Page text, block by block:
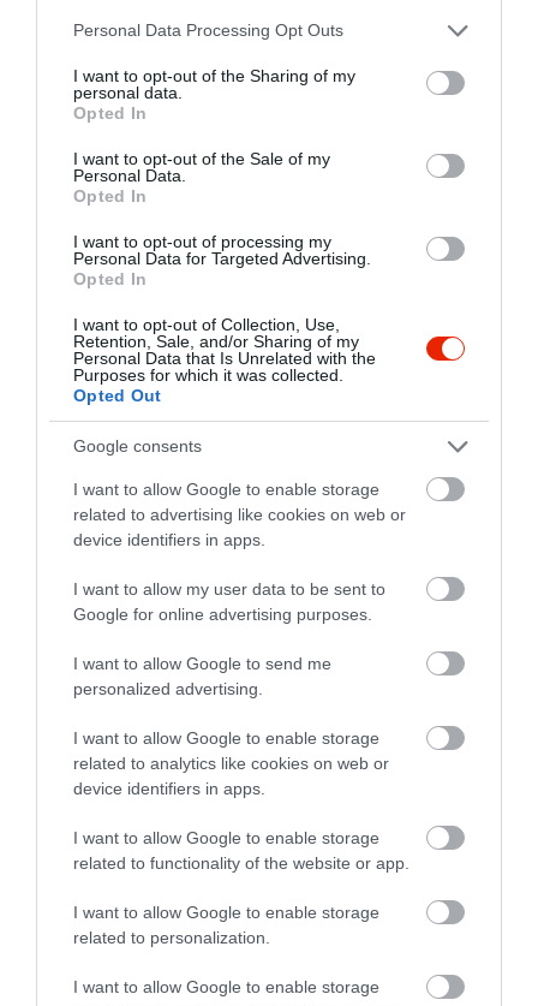
Please note that this website/app uses one or more Google
not limited to your visit or usage behaviour. You may click to
grant or deny consent to Google and its third-party tags to
use your data for below specified purposes in below Google
consent section.
Personal Data Processing Opt Outs
I want to opt-out of the Sharing of my
personal data.
Opted In
I want to opt-out of the Sale of my
Personal Data.
Opted In
I want to opt-out of processing my
Personal Data for Targeted Advertising.
Opted In
I want to opt-out of Collection, Use,
Retention, Sale, and/or Sharing of my
Personal Data that Is Unrelated with the
Purposes for which it was collected.
Opted Out
Google consents
I want to allow Google to enable storage
related to advertising like cookies on web or
device identifiers in apps.
I want to allow my user data to be sent to
Google for online advertising purposes.
I want to allow Google to send me
personalized advertising.
I want to allow Google to enable storage
related to analytics like cookies on web or
device identifiers in apps.
I want to allow Google to enable storage
related to functionality of the website or app.
I want to allow Google to enable storage
related to personalization.
I want to allow Google to enable storage
Értékelések Értékeld Te is
4.5
Összesen 2
4 1
2 0
1 0
Kovács Bettyna
2009. Március 7.
Az erdő közepén egy
mesebeli étterem. Egy igazán
pörgős napon érkeztünk. Még
nem jártunk az étteremben, de
már sokat hallottunk róla. A
finomak, ízletesek voltak. A
kiszolgálás figyelmes. A
felszolgálónak volt néhány
kedves szava ebben a
forgalomban is.
asztaltársasággal voltunk.
Kellemesen éreztük
magunkat, jó volt kiszakadni a
városi nyüzsgésből. Nyáron
Jelentés